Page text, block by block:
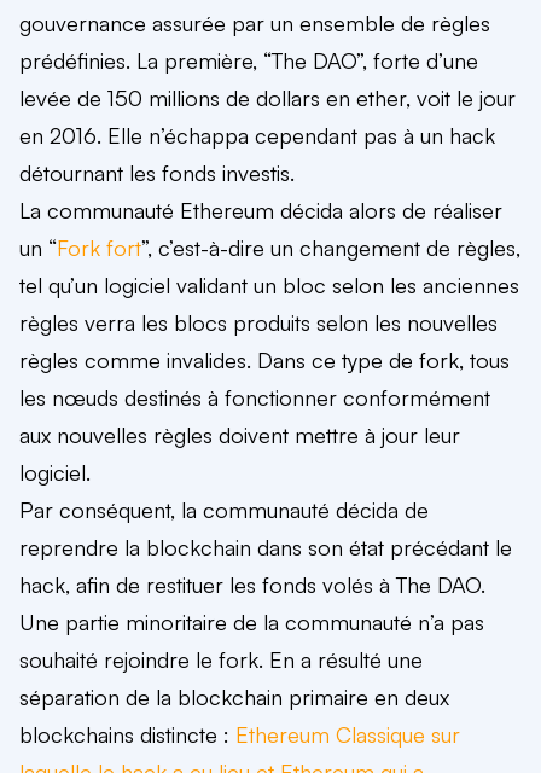
gouvernance assurée par un ensemble de règles
prédéfinies. La première, “The DAO”, forte d’une
levée de 150 millions de dollars en ether, voit le jour
en 2016. Elle n’échappa cependant pas à un hack
détournant les fonds investis.
La communauté Ethereum décida alors de réaliser
un “Fork fort”, c’est-à-dire un changement de règles,
tel qu’un logiciel validant un bloc selon les anciennes
règles verra les blocs produits selon les nouvelles
règles comme invalides. Dans ce type de fork, tous
les nœuds destinés à fonctionner conformément
aux nouvelles règles doivent mettre à jour leur
logiciel.
Par conséquent, la communauté décida de
reprendre la blockchain dans son état précédant le
hack, afin de restituer les fonds volés à The DAO.
Une partie minoritaire de la communauté n’a pas
souhaité rejoindre le fork. En a résulté une
séparation de la blockchain primaire en deux
blockchains distincte : Ethereum Classique sur